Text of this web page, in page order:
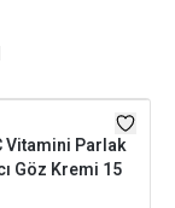
Vitamini Parlak
Göz Kremi 15